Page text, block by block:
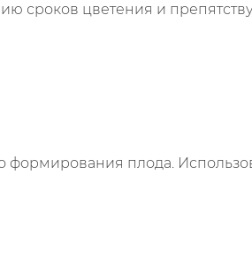
сроков цветения и
формирования плода.